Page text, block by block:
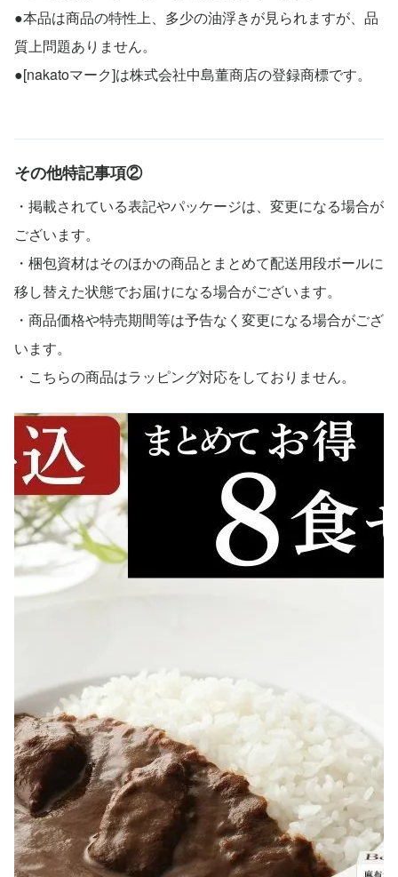
●本品は商品の特性上、多少の油浮きが見られますが、品
質上問題ありません。
●[nakatoマーク]は株式会社中島董商店の登録商標です。
その他特記事項②
・掲載されている表記やパッケージは、変更になる場合が
ございます。
・梱包資材はそのほかの商品とまとめて配送用段ボールに
移し替えた状態でお届けになる場合がございます。
・商品価格や特売期間等は予告なく変更になる場合がござ
います。
・こちらの商品はラッピング対応をしておりません。